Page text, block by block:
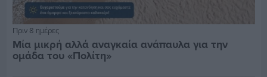
Πριν 8 ημέρες
Μία μικρή αλλά αναγκαία ανάπαυλα για την
ομάδα του «Πολίτη»